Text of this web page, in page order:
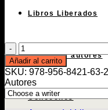
Libros Liberados
Autoras y autores
Conócenos
Mira
niñita
cantidad
Añadir al carrito
SKU: 978-956-8421-63-2
Autores